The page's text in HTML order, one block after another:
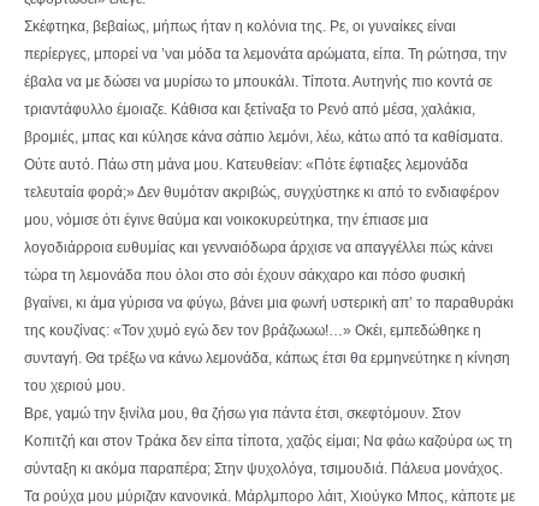
Σκέφτηκα, βεβαίως, μήπως ήταν η κολόνια της. Ρε, οι γυναίκες είναι
περίεργες, μπορεί να ’ναι μόδα τα λεμονάτα αρώματα, είπα. Τη ρώτησα, την
έβαλα να με δώσει να μυρίσω το μπουκάλι. Τίποτα. Αυτηνής πιο κοντά σε
τριαντάφυλλο έμοιαζε. Κάθισα και ξετίναξα το Ρενό από μέσα, χαλάκια,
βρομιές, μπας και κύλησε κάνα σάπιο λεμόνι, λέω, κάτω από τα καθίσματα.
Ούτε αυτό. Πάω στη μάνα μου. Κατευθείαν: «Πότε έφτιαξες λεμονάδα
τελευταία φορά;» Δεν θυμόταν ακριβώς, συγχύστηκε κι από το ενδιαφέρον
μου, νόμισε ότι έγινε θαύμα και νοικοκυρεύτηκα, την έπιασε μια
λογοδιάρροια ευθυμίας και γενναιόδωρα άρχισε να απαγγέλλει πώς κάνει
τώρα τη λεμονάδα που όλοι στο σόι έχουν σάκχαρο και πόσο φυσική
βγαίνει, κι άμα γύρισα να φύγω, βάνει μια φωνή υστερική απ’ το παραθυράκι
της κουζίνας: «Τον χυμό εγώ δεν τον βράζωωω!…» Οκέι, εμπεδώθηκε η
συνταγή. Θα τρέξω να κάνω λεμονάδα, κάπως έτσι θα ερμηνεύτηκε η κίνηση
του χεριού μου.
Βρε, γαμώ την ξινίλα μου, θα ζήσω για πάντα έτσι, σκεφτόμουν. Στον
Κοπιτζή και στον Τράκα δεν είπα τίποτα, χαζός είμαι; Να φάω καζούρα ως τη
σύνταξη κι ακόμα παραπέρα; Στην ψυχολόγα, τσιμουδιά. Πάλευα μονάχος.
Τα ρούχα μου μύριζαν κανονικά. Μάρλμπορο λάιτ, Χιούγκο Μπος, κάποτε με